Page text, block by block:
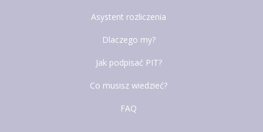
Asystent rozliczenia
Dlaczego my?
Jak podpisać PIT?
Co musisz wiedzieć?
FAQ